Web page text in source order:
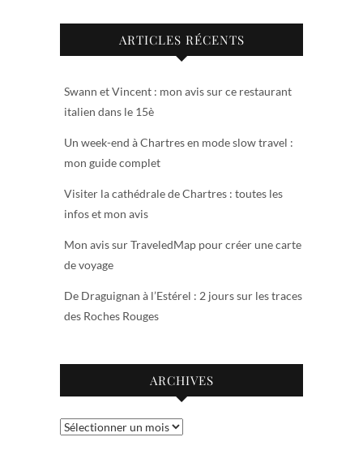
ARTICLES RÉCENTS
Swann et Vincent : mon avis sur ce restaurant
italien dans le 15è
Un week-end à Chartres en mode slow travel :
mon guide complet
Visiter la cathédrale de Chartres : toutes les
infos et mon avis
Mon avis sur TraveledMap pour créer une carte
de voyage
De Draguignan à l’Estérel : 2 jours sur les traces
des Roches Rouges
ARCHIVES
Archives